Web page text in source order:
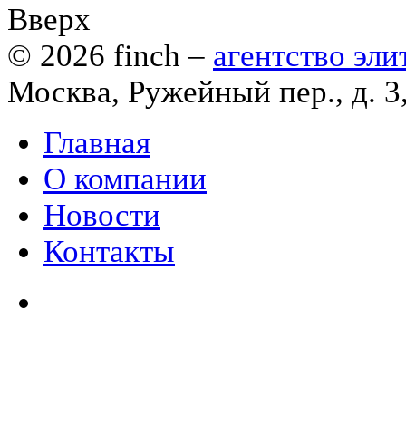
Вверх
© 2026 finch – агентство
Москва, Ружейный пер., д.
Главная
О компании
Новости
Контакты